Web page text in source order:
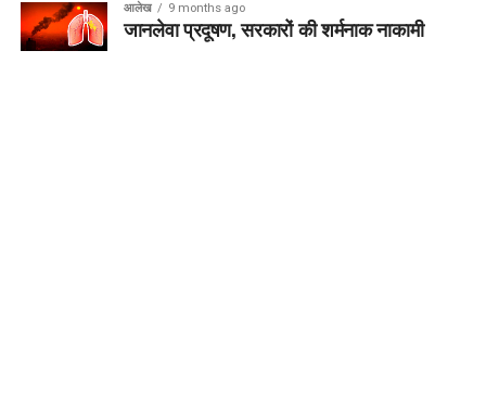
आलेख 9 months ago
जानलेवा प्रदूषण, सरकारों की शर्मनाक नाकामी